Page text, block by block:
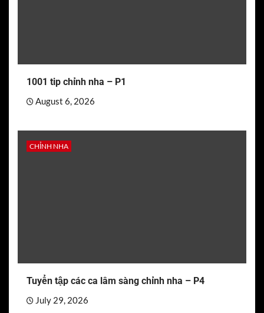
1001 tip chỉnh nha – P1
August 6, 2026
CHỈNH NHA
Tuyển tập các ca lâm sàng chỉnh nha – P4
July 29, 2026